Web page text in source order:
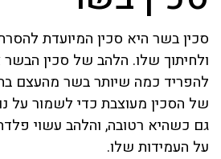
סכין בשר היא סכין המיועדת
ולחיתוך שלו. הלהב של סכין הבשר
להפריד כמה שיותר בשר מהעצם
של הסכין מעוצבת כדי לשמור על
גם כשהיא רטובה, והלהב עשוי
על העמידות שלו.